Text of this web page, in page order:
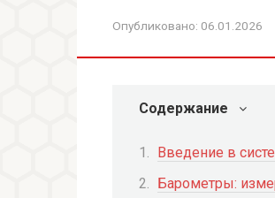
Опубликовано: 06.01.2026
Содержание
Введение в
Барометры: